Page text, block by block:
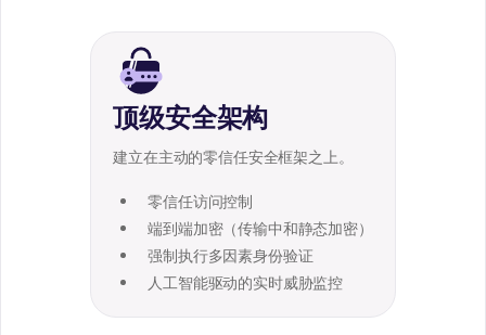
顶级安全架构
建立在主动的零信任安全框架之上。
零信任访问控制
端到端加密（传输中和静态加密）
强制执行多因素身份验证
人工智能驱动的实时威胁监控